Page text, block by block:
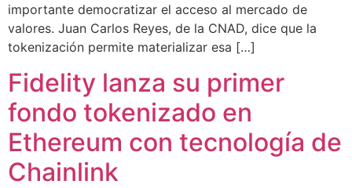
importante democratizar el acceso al mercado de
valores. Juan Carlos Reyes, de la CNAD, dice que la
tokenización permite materializar esa […]
Fidelity lanza su primer
fondo tokenizado en
Ethereum con tecnología de
Chainlink